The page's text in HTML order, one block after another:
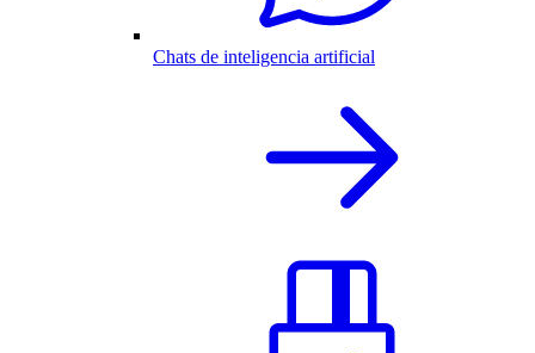
Chats de inteligencia artificial